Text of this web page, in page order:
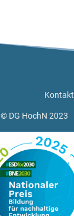
Kontakt
© DG HochN 2023